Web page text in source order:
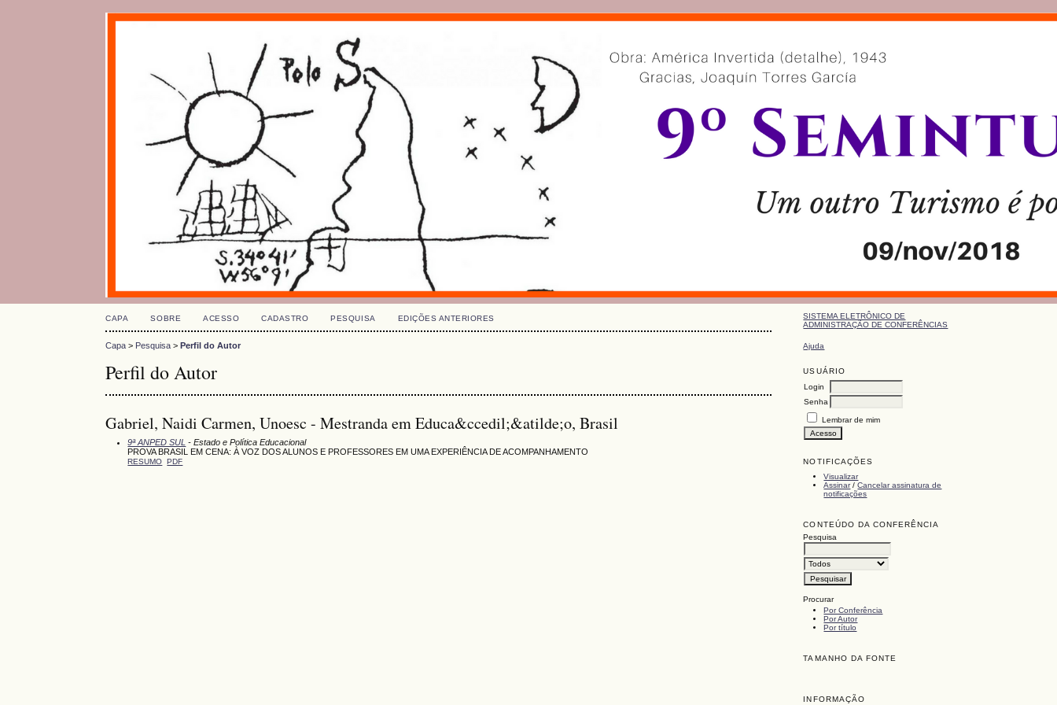
SISTEMA ELETRÔNICO DE
ADMINISTRAÇÃO DE CONFERÊNCIAS
Ajuda
USUÁRIO
Login
Senha
Lembrar de mim
NOTIFICAÇÕES
Visualizar
Assinar/Cancelar assinatura de
notificações
CONTEÚDO DA CONFERÊNCIA
Pesquisa
Procurar
Por Conferência
Por Autor
Por título
TAMANHO DA FONTE
INFORMAÇÃO
CAPA SOBRE ACESSO CADASTRO PESQUISA EDIÇÕES ANTERIORES
Capa > Pesquisa >Perfil do Autor
Perfil do Autor
Gabriel, Naidi Carmen, Unoesc - Mestranda em Educa&ccedil;&atilde;o, Brasil
9ª ANPED SUL - Estado e Política Educacional
PROVA BRASIL EM CENA: À VOZ DOS ALUNOS E PROFESSORES EM UMA EXPERIÊNCIA DE ACOMPANHAMENTO
RESUMO PDF